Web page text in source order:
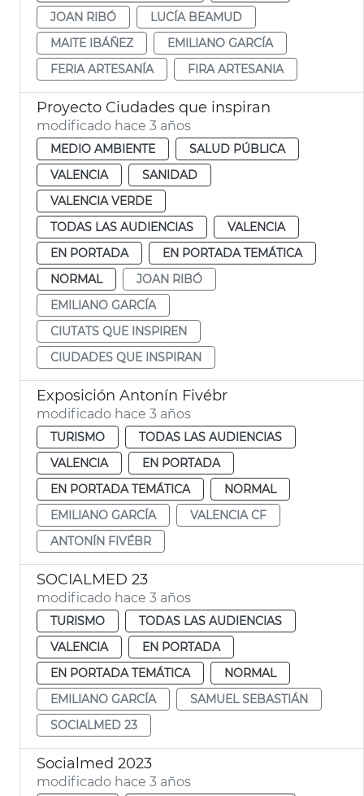
JOAN RIBÓ
LUCÍA BEAMUD
MAITE IBÁÑEZ
EMILIANO GARCÍA
FERIA ARTESANÍA
FIRA ARTESANIA
Proyecto Ciudades que inspiran
modificado hace 3 años
MEDIO AMBIENTE
SALUD PÚBLICA
VALENCIA
SANIDAD
VALENCIA VERDE
TODAS LAS AUDIENCIAS
VALENCIA
EN PORTADA
EN PORTADA TEMÁTICA
NORMAL
JOAN RIBÓ
EMILIANO GARCÍA
CIUTATS QUE INSPIREN
CIUDADES QUE INSPIRAN
Exposición Antonín Fivébr
modificado hace 3 años
TURISMO
TODAS LAS AUDIENCIAS
VALENCIA
EN PORTADA
EN PORTADA TEMÁTICA
NORMAL
EMILIANO GARCÍA
VALENCIA CF
ANTONÍN FIVÉBR
SOCIALMED 23
modificado hace 3 años
TURISMO
TODAS LAS AUDIENCIAS
VALENCIA
EN PORTADA
EN PORTADA TEMÁTICA
NORMAL
EMILIANO GARCÍA
SAMUEL SEBASTIÁN
SOCIALMED 23
Socialmed 2023
modificado hace 3 años